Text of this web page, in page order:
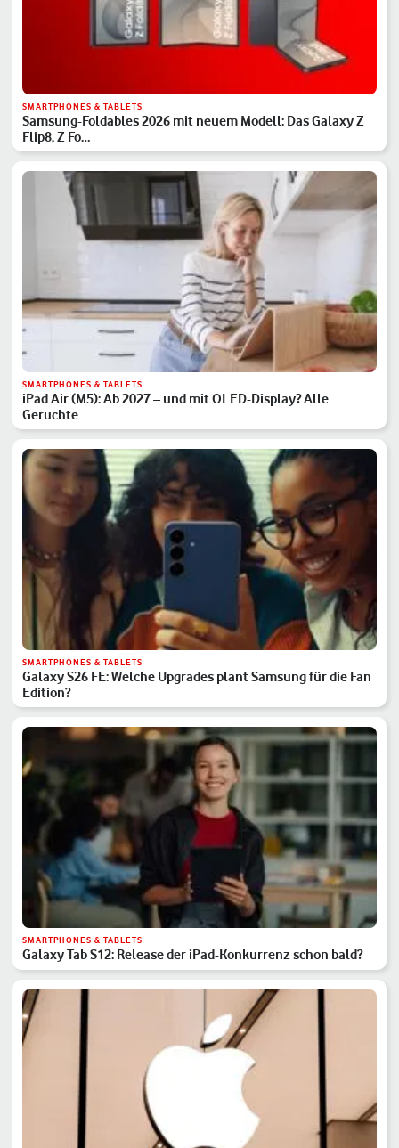
SMARTPHONES & TABLETS
Samsung-Foldables 2026 mit neuem Modell: Das Galaxy Z
Flip8, Z Fo…
SMARTPHONES & TABLETS
iPad Air (M5): Ab 2027 – und mit OLED-Display? Alle
Gerüchte
SMARTPHONES & TABLETS
Galaxy S26 FE: Welche Upgrades plant Samsung für die Fan
Edition?
SMARTPHONES & TABLETS
Galaxy Tab S12: Release der iPad-Konkurrenz schon bald?